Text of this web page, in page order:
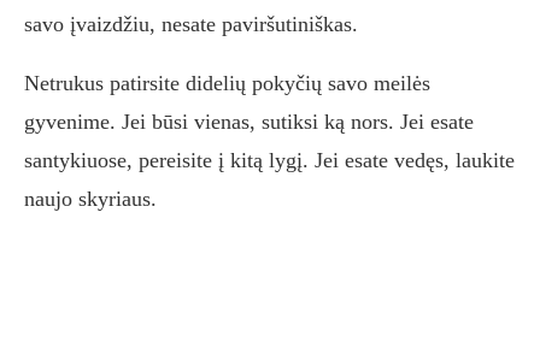
savo įvaizdžiu, nesate paviršutiniškas.
Netrukus patirsite didelių pokyčių savo meilės
gyvenime. Jei būsi vienas, sutiksi ką nors. Jei esate
santykiuose, pereisite į kitą lygį. Jei esate vedęs, laukite
naujo skyriaus.